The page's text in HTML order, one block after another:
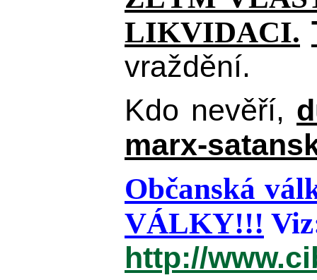
LIKVIDACI.
vraždění.
Kdo nevěří,
marx-
Občanská
VÁLKY!!!
http://